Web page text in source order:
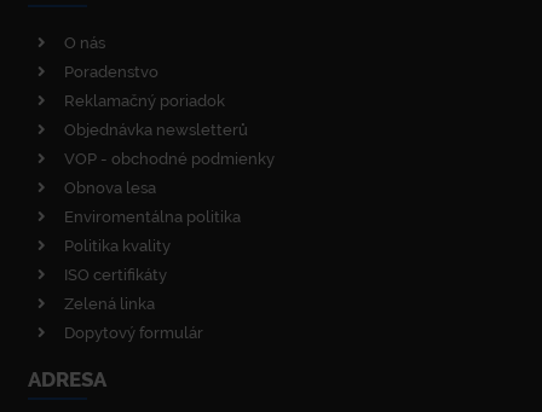
O nás
Poradenstvo
Reklamačný poriadok
Objednávka newsletterů
VOP - obchodné podmienky
Obnova lesa
Enviromentálna politika
Politika kvality
ISO certifikáty
Zelená linka
Dopytový formulár
ADRESA